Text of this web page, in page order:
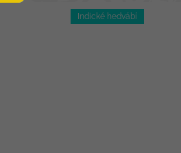
obsah
Indické hedvábí